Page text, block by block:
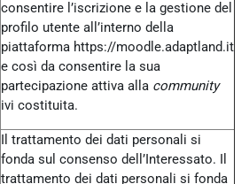
consentire l’iscrizione e la gestione del
profilo utente all’interno della
piattaforma https://moodle.adaptland.it
e così da consentire la sua
partecipazione attiva alla community
ivi costituita.
Il trattamento dei dati personali si
fonda sul consenso dell’Interessato. Il
trattamento dei dati personali si fonda